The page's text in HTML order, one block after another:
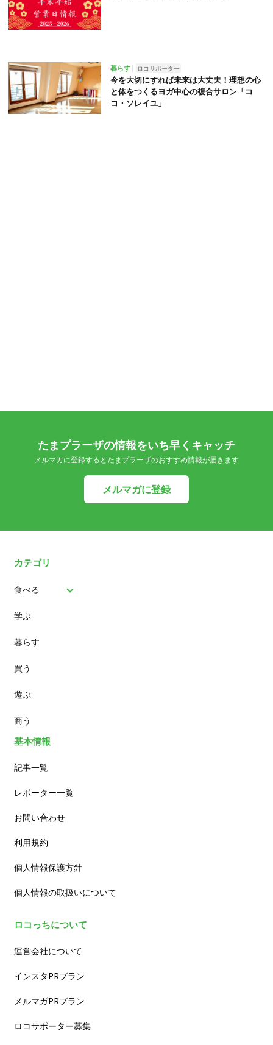
暮らす ロコサポーター
今を大切にすれば未来は大丈夫！理想の心
と体をつくるヨガ中心の複合サロン「コ
コ・ソレイユ」
たまプラーザの情報をいち早くキャッチ
メルマガに登録するとたまプラーザのおすすめ情報が届きます
メルマガに登録
カテゴリ
食べる
パン
スイーツ
ランチ
カフェ
学ぶ
暮らす
買う
遊ぶ
商う
基本情報
記事一覧
レポーター一覧
お問い合わせ
利用規約
個人情報保護方針
個人情報の取扱いについて
ロコっちについて
運営会社について
インスタPRプラン
メルマガPRプラン
ロコサポーター募集